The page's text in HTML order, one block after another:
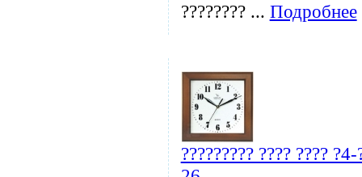
???????? ... Подробнее
????????? ???? ????